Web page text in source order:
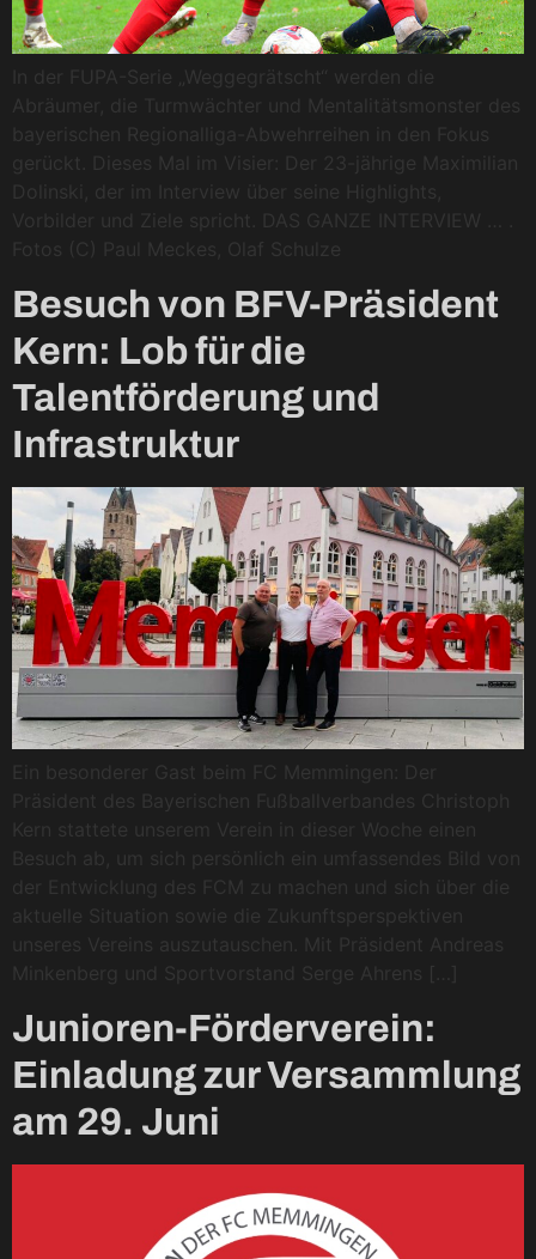
In der FUPA-Serie „Weggegrätscht“ werden die
Abräumer, die Turmwächter und Mentalitätsmonster des
bayerischen Regionalliga-Abwehrreihen in den Fokus
gerückt. Dieses Mal im Visier: Der 23-jährige Maximilian
Dolinski, der im Interview über seine Highlights,
Vorbilder und Ziele spricht. DAS GANZE INTERVIEW … .
Fotos (C) Paul Meckes, Olaf Schulze
Besuch von BFV-Präsident
Kern: Lob für die
Talentförderung und
Infrastruktur
Ein besonderer Gast beim FC Memmingen: Der
Präsident des Bayerischen Fußballverbandes Christoph
Kern stattete unserem Verein in dieser Woche einen
Besuch ab, um sich persönlich ein umfassendes Bild von
der Entwicklung des FCM zu machen und sich über die
aktuelle Situation sowie die Zukunftsperspektiven
unseres Vereins auszutauschen. Mit Präsident Andreas
Minkenberg und Sportvorstand Serge Ahrens […]
Junioren-Förderverein:
Einladung zur Versammlung
am 29. Juni